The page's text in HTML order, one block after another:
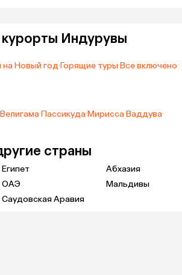
Индурувы
на Новый год·Горящие туры·Все включено·
Велигама·Пассикуда·Мирисса·Ваддува·
страны
Египет
Абхазия
ОАЭ
Мальдивы
Саудовская Аравия